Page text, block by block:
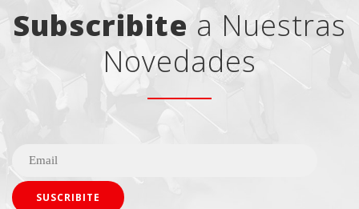
Subscribite a Nuestras
Novedades